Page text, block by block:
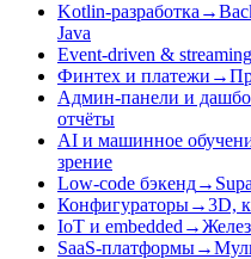
Kotlin-разработка →
Java
Event-driven & streaming
Финтех и платежи →
Админ-панели и
отчёты
AI и машинное
зрение
Low-code бэкенд→
Конфигураторы→3D,
IoT и embedded →
SaaS-платформы→